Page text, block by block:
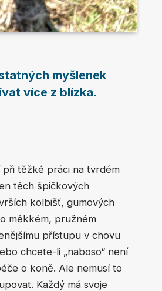
myšlenek
více z blízka.
těžké práci na tvrdém
těch špičkových
kolbišť, gumových
měkkém, pružném
přístupu v chovu
chcete-li „naboso“ není
o koně. Ale nemusí to
Každý má svoje